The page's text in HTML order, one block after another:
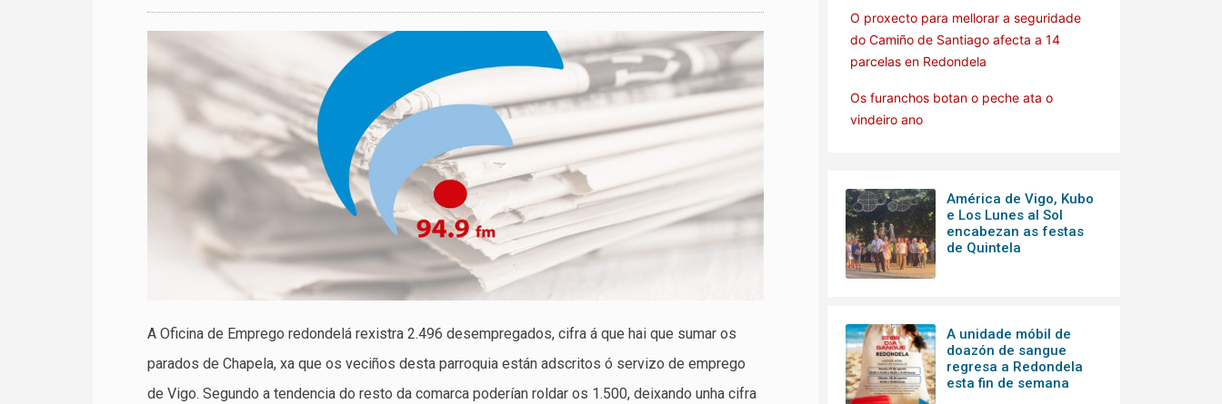
A Oficina de Emprego redondelá rexistra 2.496 desempregados, cifra á que hai que sumar os
parados de Chapela, xa que os veciños desta parroquia están adscritos ó servizo de emprego
de Vigo. Segundo a tendencia do resto da comarca poderían roldar os 1.500, deixando unha cifra
O proxecto para mellorar a seguridade
do Camiño de Santiago afecta a 14
parcelas en Redondela
Os furanchos botan o peche ata o
vindeiro ano
América de Vigo, Kubo
e Los Lunes al Sol
encabezan as festas
de Quintela
A unidade móbil de
doazón de sangue
regresa a Redondela
esta fin de semana